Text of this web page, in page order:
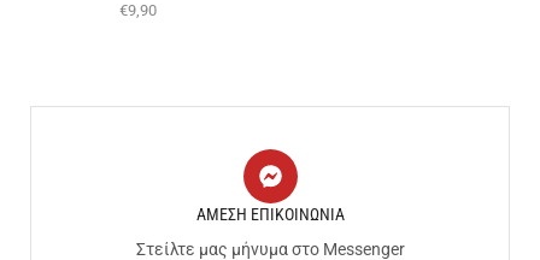
€9,90
ΑΜΕΣΗ ΕΠΙΚΟΙΝΩΝΙΑ
Στείλτε μας μήνυμα στο Messenger